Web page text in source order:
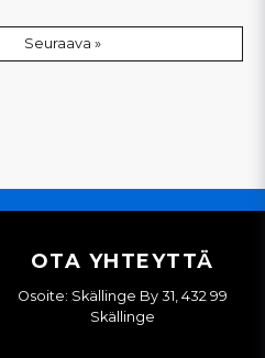
Seuraava »
OTA YHTEYTTÄ
Osoite: Skällinge By 31, 432 99
Skällinge